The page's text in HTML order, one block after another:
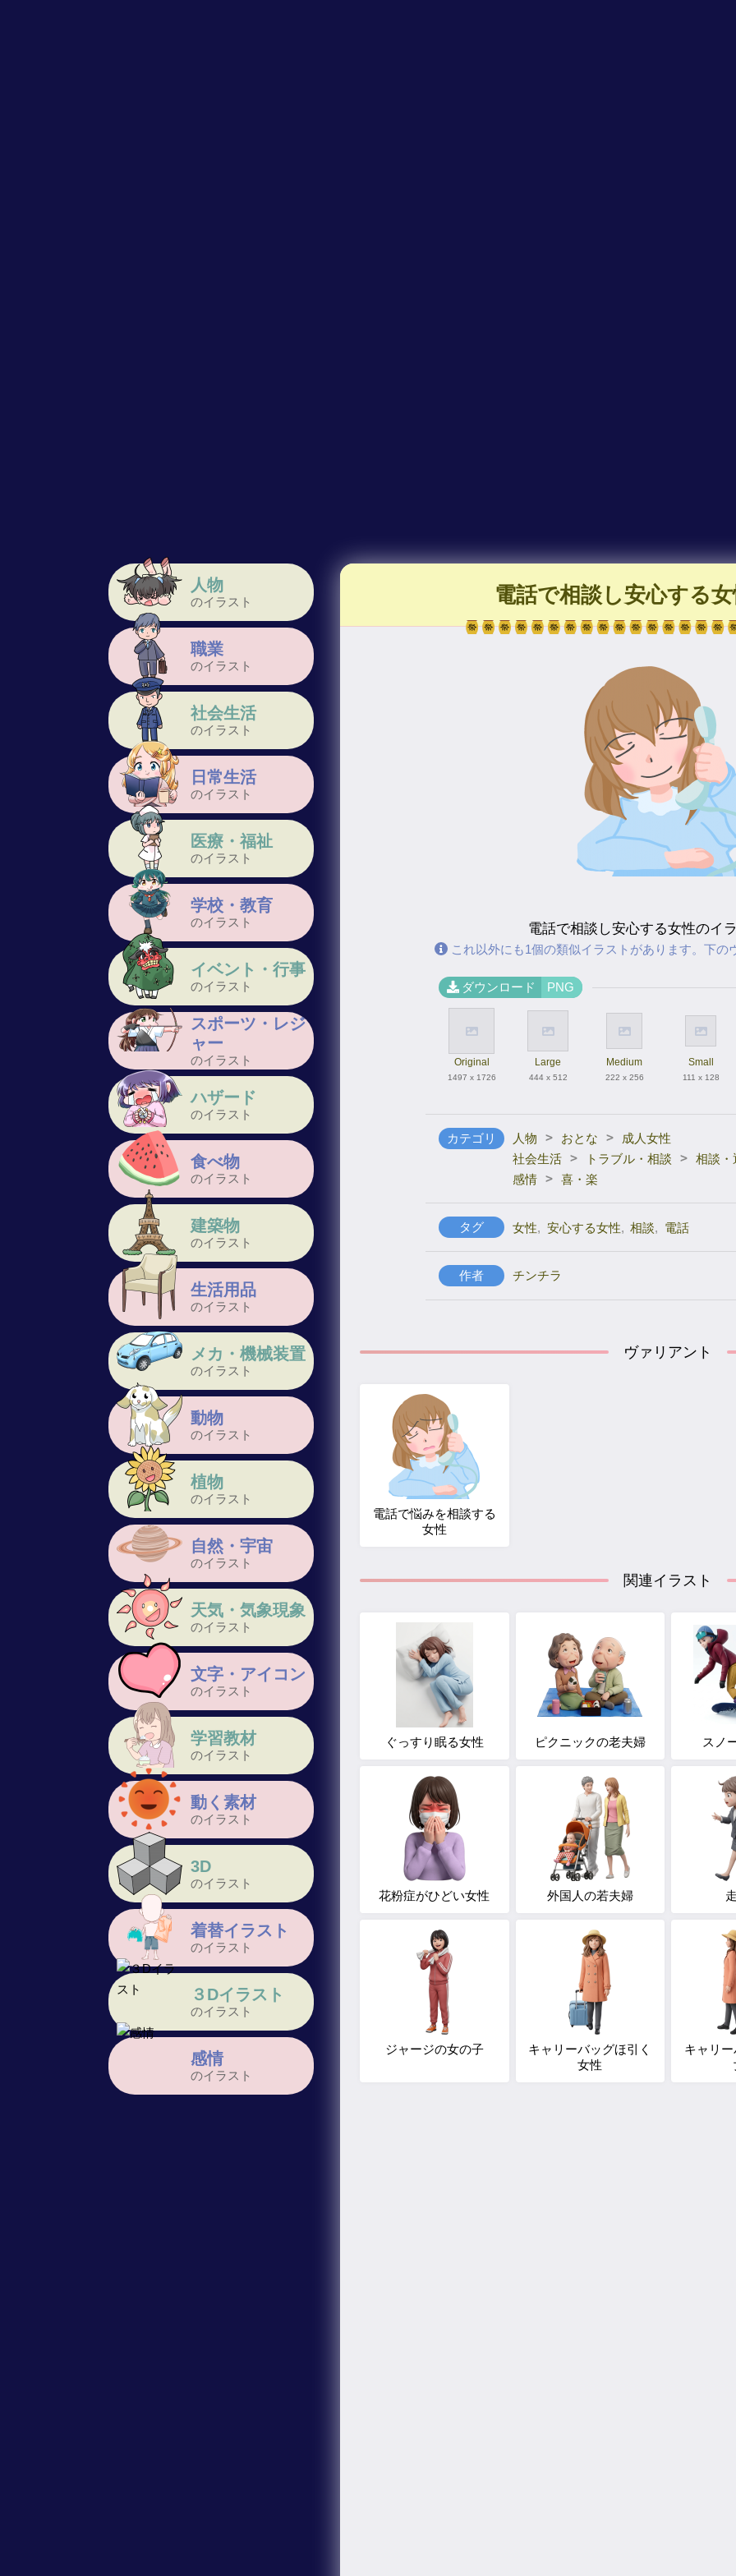
人物
のイラスト
職業
のイラスト
社会生活
のイラスト
日常生活
のイラスト
医療・福祉
のイラスト
学校・教育
のイラスト
イベント・行事
のイラスト
スポーツ・レジ
ャー
のイラスト
ハザード
のイラスト
食べ物
のイラスト
建築物
のイラスト
生活用品
のイラスト
メカ・機械装置
のイラスト
動物
のイラスト
植物
のイラスト
自然・宇宙
のイラスト
天気・気象現象
のイラスト
文字・アイコン
のイラスト
学習教材
のイラスト
動く素材
のイラスト
3D
のイラスト
着替イラスト
のイラスト
３Dイラスト
のイラスト
感情
のイラスト
電話で相談し安心する
電話で相談し安心する女性のイ
これ以外にも1個の類似イラストがあります。下の
ダウンロード PNG
Original
1497 x 1726
Large
444 x 512
Medium
222 x 256
Small
111 x 128
カテゴリ 人物 > おとな >
成人女性
社会生活 > トラブル・相談 > 相談・
感情 > 喜・楽
タグ 女性, 安心する女性, 相談, 電話
作者 チンチラ
ヴァリアント
電話で悩みを相談する
女性
関連イラスト
ぐっすり眠る女性 ピクニックの老夫婦 スノ
花粉症がひどい女性 外国人の若夫婦
ジャージの女の子
キャリーバッグほ引く
女性
キャリ